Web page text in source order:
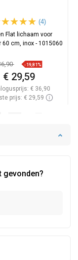
gevonden?
(4)
Flat lichaam voor
60 cm, inox - 1015060
-19,81%
€ 29,59
€ 36,90
prijs: € 29,59